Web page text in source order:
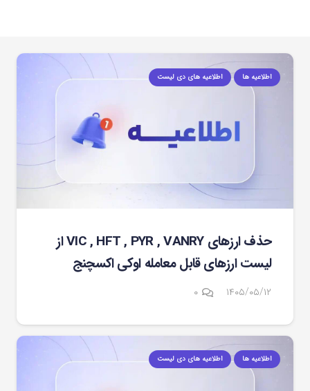
اطلاعیه ها اطلاعیه های دی لیست
حذف ارزهای VIC , HFT , PYR , VANRY از
لیست ارزهای قابل معامله اوکی اکسچنج
۱۴۰۵/۰۵/۱۲ ۰
اطلاعیه ها اطلاعیه های دی لیست